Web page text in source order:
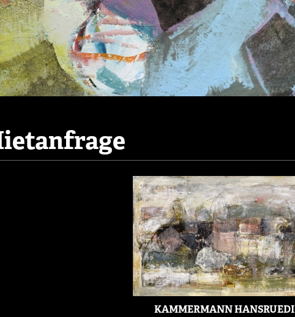
KAMMERMANN HANSRUEDI